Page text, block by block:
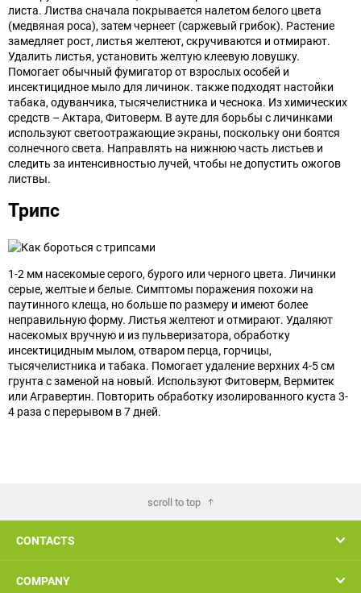
листа. Листва сначала покрывается налетом белого цвета
(медвяная роса), затем чернеет (саржевый грибок). Растение
замедляет рост, листья желтеют, скручиваются и отмирают.
Удалить листья, установить желтую клеевую ловушку.
Помогает обычный фумигатор от взрослых особей и
инсектицидное мыло для личинок. также подходят настойки
табака, одуванчика, тысячелистника и чеснока. Из химических
средств – Актара, Фитоверм. В ауте для борьбы с личинками
используют светоотражающие экраны, поскольку они боятся
солнечного света. Направлять на нижнюю часть листьев и
следить за интенсивностью лучей, чтобы не допустить ожогов
листвы.
Трипс
1-2 мм насекомые серого, бурого или черного цвета. Личинки
серые, желтые и белые. Симптомы поражения похожи на
паутинного клеща, но больше по размеру и имеют более
неправильную форму. Листья желтеют и отмирают. Удаляют
насекомых вручную и из пульверизатора, обработку
инсектицидным мылом, отваром перца, горчицы,
тысячелистника и табака. Помогает удаление верхних 4-5 см
грунта с заменой на новый. Используют Фитоверм, Вермитек
или Агравертин. Повторить обработку изолированного куста 3-
4 раза с перерывом в 7 дней.
scroll to top
CONTACTS
COMPANY